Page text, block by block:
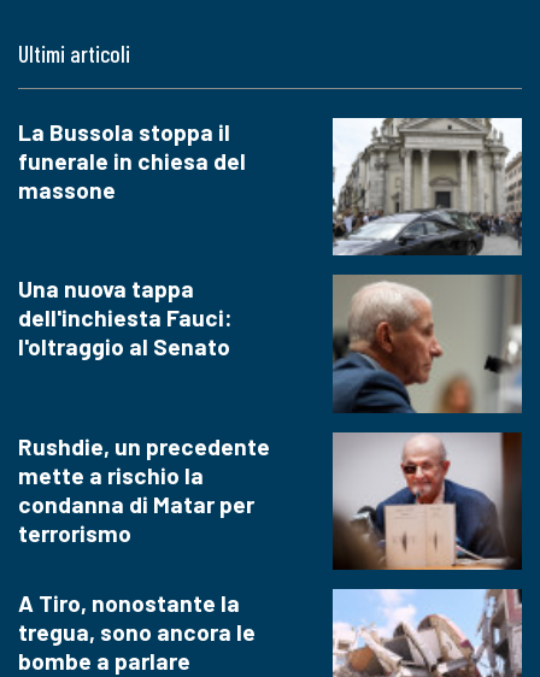
Ultimi articoli
La Bussola stoppa il
funerale in chiesa del
massone
Una nuova tappa
dell'inchiesta Fauci:
l'oltraggio al Senato
Rushdie, un precedente
mette a rischio la
condanna di Matar per
terrorismo
A Tiro, nonostante la
tregua, sono ancora le
bombe a parlare